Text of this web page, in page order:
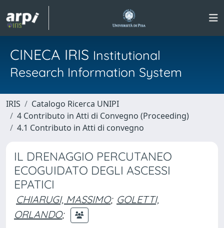
CINECA IRIS Institutional
Research Information System
IRIS
Catalogo Ricerca UNIPI
4 Contributo in Atti di Convegno (Proceeding)
4.1 Contributo in Atti di convegno
IL DRENAGGIO PERCUTANEO
ECOGUIDATO DEGLI ASCESSI
EPATICI
CHIARUGI, MASSIMO; GOLETTI,
ORLANDO;